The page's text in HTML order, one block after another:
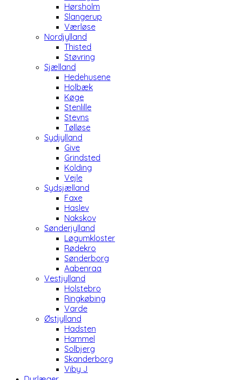
Hørsholm
Slangerup
Værløse
Nordjylland
Thisted
Støvring
Sjælland
Hedehusene
Holbæk
Køge
Stenlille
Stevns
Tølløse
Sydjylland
Give
Grindsted
Kolding
Vejle
Sydsjælland
Faxe
Haslev
Nakskov
Sønderjylland
Løgumkloster
Rødekro
Sønderborg
Aabenraa
Vestjylland
Holstebro
Ringkøbing
Varde
Østjylland
Hadsten
Hammel
Solbjerg
Skanderborg
Viby J